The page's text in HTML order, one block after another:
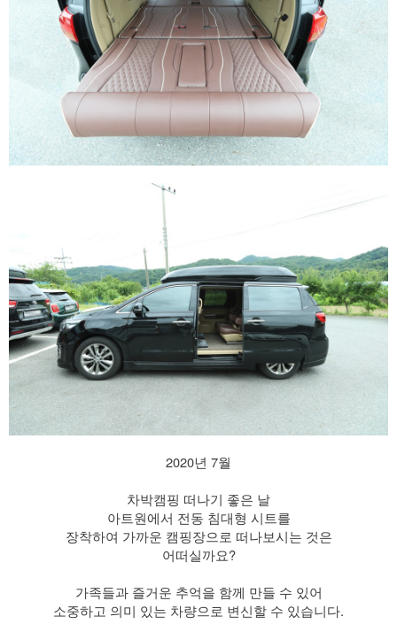
​ 2020년 7월
차박캠핑 떠나기 좋은 날
​ 아트원에서 전동 침대형 시트를
장착하여 가까운 캠핑장으로 떠나보시는 것은
어떠실까요?
​ 가족들과 즐거운 추억을 함께 만들 수 있어
소중하고 의미 있는 차량으로 변신할 수 있습니다.